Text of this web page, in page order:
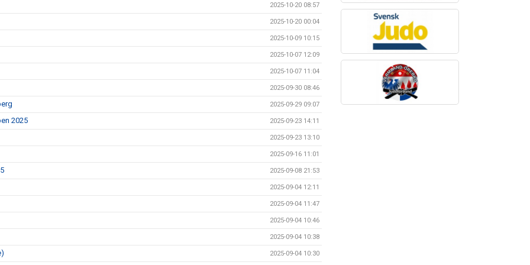
2025-10-20 08:57
2025-10-20 00:04
2025-10-09 10:15
2025-10-07 12:09
2025-10-07 11:04
2025-09-30 08:46
2025-09-29 09:07
2025 2025-09-23 14:11
2025-09-23 13:10
2025-09-16 11:01
2025-09-08 21:53
2025-09-04 12:11
2025-09-04 11:47
2025-09-04 10:46
2025-09-04 10:38
2025-09-04 10:30